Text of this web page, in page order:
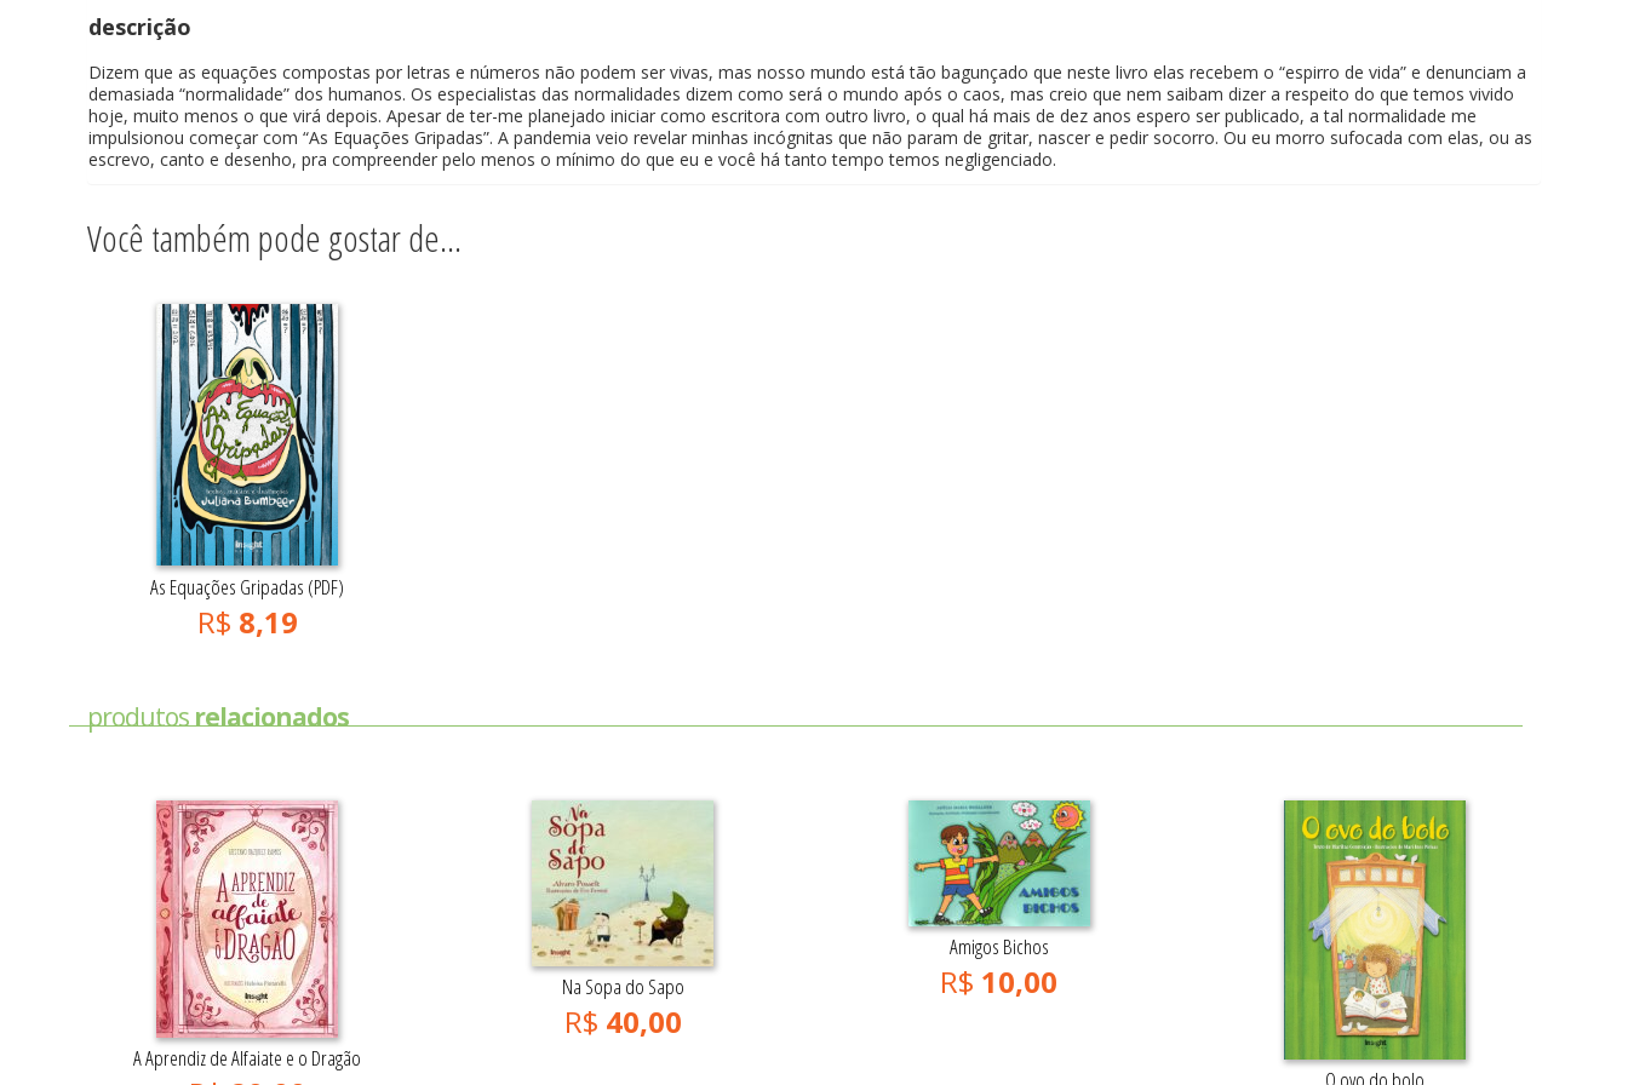
descrição
Dizem que as equações compostas por letras e números não podem ser vivas, mas nosso mundo está tão bagunçado que neste livro elas recebem o “espirro de vida” e denunciam a
demasiada “normalidade” dos humanos. Os especialistas das normalidades dizem como será o mundo após o caos, mas creio que nem saibam dizer a respeito do que temos vivido
hoje, muito menos o que virá depois. Apesar de ter-me planejado iniciar como escritora com outro livro, o qual há mais de dez anos espero ser publicado, a tal normalidade me
impulsionou começar com “As Equações Gripadas”. A pandemia veio revelar minhas incógnitas que não param de gritar, nascer e pedir socorro. Ou eu morro sufocada com elas, ou as
escrevo, canto e desenho, pra compreender pelo menos o mínimo do que eu e você há tanto tempo temos negligenciado.
Você também pode gostar de…
As Equações Gripadas (PDF)
R$ 8,19
produtosrelacionados
A Aprendiz de Alfaiate e o Dragão
Na Sopa do Sapo
R$ 40,00
Amigos Bichos
R$ 10,00